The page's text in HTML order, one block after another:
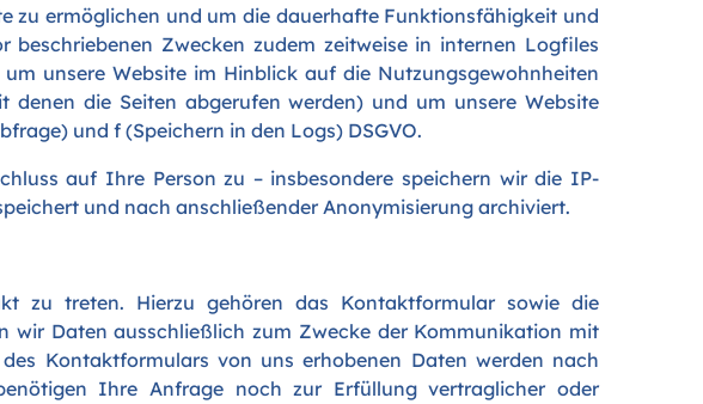
zu ermöglichen und um die dauerhafte Funktionsfähigkeit und
Zwecken zudem zeitweise in internen Logfiles
unsere Website im Hinblick auf die Nutzungsgewohnheiten
denen die Seiten abgerufen werden) und um unsere Website
und f (Speichern in den Logs) DSGVO.
auf Ihre Person zu – insbesondere speichern wir die IP-
und nach anschließender Anonymisierung archiviert.
zu treten. Hierzu gehören das Kontaktformular sowie die
wir Daten ausschließlich zum Zwecke der Kommunikation mit
Kontaktformulars von uns erhobenen Daten werden nach
Ihre Anfrage noch zur Erfüllung vertraglicher oder